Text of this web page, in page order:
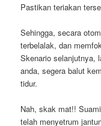
Pastikan teriakan
Sehingga, secara
terbelalak, dan
Skenario selanjutnya,
anda, segera balut
tidur.
Nah, skak mat!!
telah menyetrum